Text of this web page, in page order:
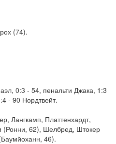
(74).
0:3 - 54, пенальти Джака, 1:3
- 90 Нордтвейт.
Лангкамп, Платтенхардт,
(Ронни, 62), Шелбред, Штокер
46).